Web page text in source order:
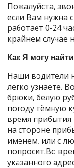
Пожалуйста,
если Вам нужна
работает 0-24
крайнем случае
Как Я могу
Наши водители
легко узнаете.
брюки, белую
погоду тёмную
время
на стороне
именем, или с
попросит.Во
указанного